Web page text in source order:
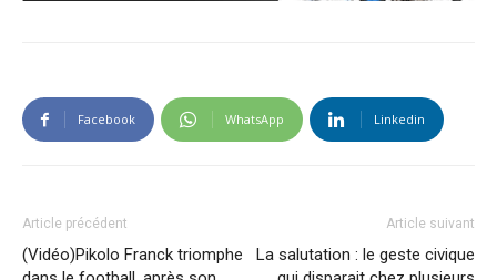
Facebook WhatsApp Linkedin
Article précédent
(Vidéo)Pikolo Franck triomphe
Article suivant
La salutation : le geste civique